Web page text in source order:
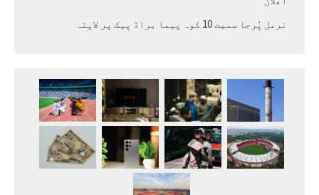
نرمل پُرجا سمیت 10 کوہ پیما براڈ پیک پر لاپتہ